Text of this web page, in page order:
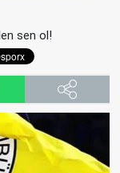
sen ol!